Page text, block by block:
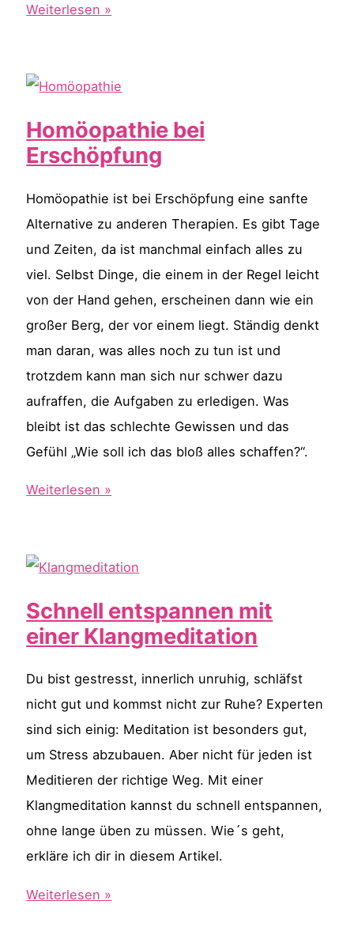
Entspannungsmethode
Weiterlesen »
Homöopathie bei
Erschöpfung
Homöopathie ist bei Erschöpfung eine sanfte
Alternative zu anderen Therapien. Es gibt Tage
und Zeiten, da ist manchmal einfach alles zu
viel. Selbst Dinge, die einem in der Regel leicht
von der Hand gehen, erscheinen dann wie ein
großer Berg, der vor einem liegt. Ständig denkt
man daran, was alles noch zu tun ist und
trotzdem kann man sich nur schwer dazu
aufraffen, die Aufgaben zu erledigen. Was
bleibt ist das schlechte Gewissen und das
Gefühl „Wie soll ich das bloß alles schaffen?“.
Homöopathie
Weiterlesen »
Schnell entspannen mit
einer Klangmeditation
Du bist gestresst, innerlich unruhig, schläfst
nicht gut und kommst nicht zur Ruhe? Experten
sind sich einig: Meditation ist besonders gut,
um Stress abzubauen. Aber nicht für jeden ist
Meditieren der richtige Weg. Mit einer
Klangmeditation kannst du schnell entspannen,
ohne lange üben zu müssen. Wie´s geht,
erkläre ich dir in diesem Artikel.
Schnell
Weiterlesen »